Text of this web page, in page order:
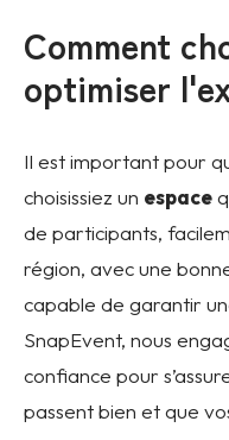
Comment
optimiser
Il est important pour
choisissiez un espace
de participants,
région, avec une
capable de garantir
SnapEvent, nous
confiance pour
passent bien et que